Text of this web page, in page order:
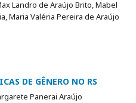
Landro de Araújo Brito, Mabel
Maria Valéria Pereira de Araújo
DE GÊNERO NO RS
Panerai Araújo